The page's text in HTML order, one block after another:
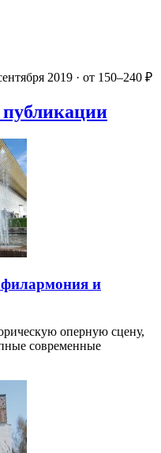
2019 · от 150–240 ₽
публикации
и
оперную сцену,
современные